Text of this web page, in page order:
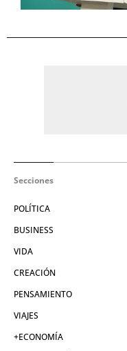
Secciones
POLÍTICA
BUSINESS
VIDA
CREACIÓN
PENSAMIENTO
VIAJES
+ECONOMÍA